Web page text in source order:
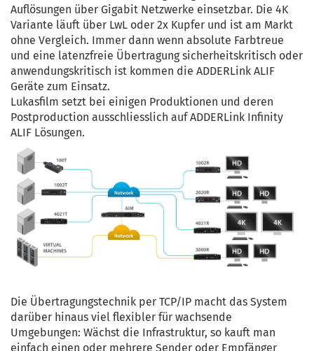
Auflösungen über Gigabit Netzwerke einsetzbar. Die 4K
Variante läuft über LwL oder 2x Kupfer und ist am Markt
ohne Vergleich. Immer dann wenn absolute Farbtreue
und eine latenzfreie Übertragung sicherheitskritisch oder
anwendungskritisch ist kommen die ADDERLink ALIF
Geräte zum Einsatz.
Lukasfilm setzt bei einigen Produktionen und deren
Postproduction ausschliesslich auf ADDERLink Infinity
ALIF Lösungen.
Die Übertragungstechnik per TCP/IP macht das System
darüber hinaus viel flexibler für wachsende
Umgebungen: Wächst die Infrastruktur, so kauft man
einfach einen oder mehrere Sender oder Empfänger